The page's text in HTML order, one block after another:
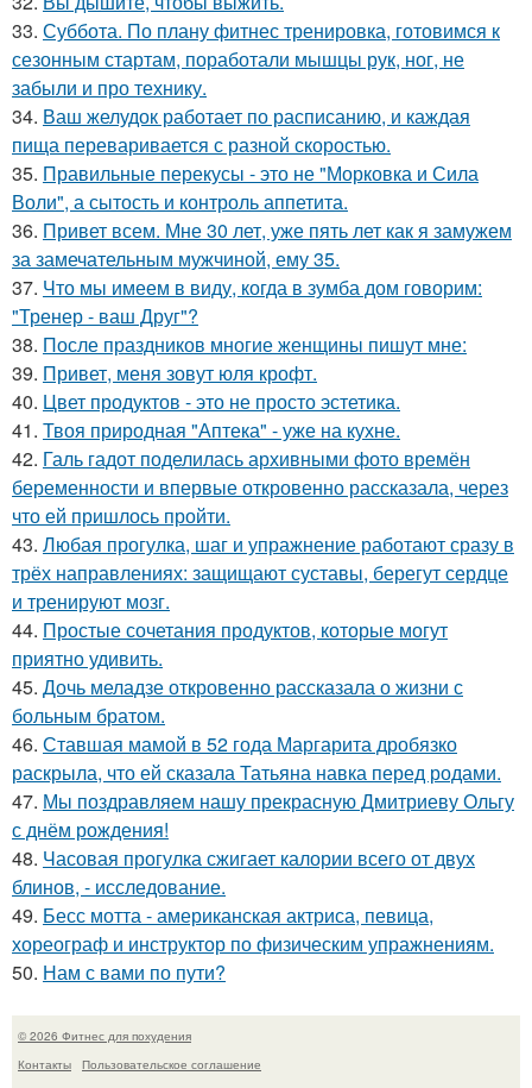
33. Суббота. По плану фитнес тренировка, готовимся к
сезонным стартам, поработали мышцы рук, ног, не
забыли и про технику.
34. Ваш желудок работает по расписанию, и каждая
пища переваривается с разной скоростью.
35. Правильные перекусы - это не "Морковка и Сила
Воли", а сытость и контроль аппетита.
36. Привет всем. Мне 30 лет, уже пять лет как я замужем
за замечательным мужчиной, ему 35.
37. Что мы имеем в виду, когда в зумба дом говорим:
"Тренер - ваш Друг"?
38. После праздников многие женщины пишут мне:
39. Привет, меня зовут юля крофт.
40. Цвет продуктов - это не просто эстетика.
41. Твоя природная "Аптека" - уже на кухне.
42. Галь гадот поделилась архивными фото времён
беременности и впервые откровенно рассказала, через
что ей пришлось пройти.
43. Любая прогулка, шаг и упражнение работают сразу в
трёх направлениях: защищают суставы, берегут сердце
и тренируют мозг.
44. Простые сочетания продуктов, которые могут
приятно удивить.
45. Дочь меладзе откровенно рассказала о жизни с
больным братом.
46. Ставшая мамой в 52 года Маргарита дробязко
раскрыла, что ей сказала Татьяна навка перед родами.
47. Мы поздравляем нашу прекрасную Дмитриеву Ольгу
с днём рождения!
48. Часовая прогулка сжигает калории всего от двух
блинов, - исследование.
49. Бесс мотта - американская актриса, певица,
хореограф и инструктор по физическим упражнениям.
50. Нам с вами по пути?
© 2026 Фитнес для похудения
Контакты
Пользовательское соглашение